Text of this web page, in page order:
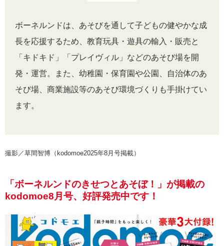
ボーネルンドは、あそびを通して子どもの健やかな成
長を応援するため、教育玩具・遊具の輸入・販売と
「キドキド」「プレイヴィル」などのあそび場を開
発・運営。また、幼稚園・保育園や公園、自治体のあ
そび場、商業施設等のあそび環境づくりも手掛けてい
ます。
撮影／草間智博（kodomoe2025年8月号掲載）
「ボーネルンドのきせつとあそぼ！」が掲載の
kodomoe8月号、好評発売中です！